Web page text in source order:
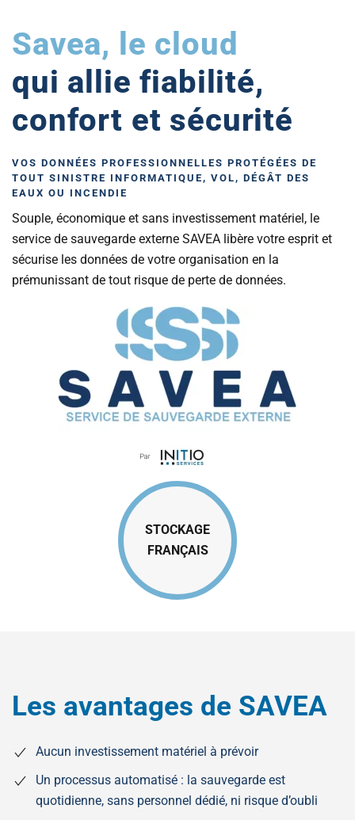
Savea, le cloud
qui allie fiabilité,
confort et sécurité
VOS DONNÉES PROFESSIONNELLES PROTÉGÉES DE
TOUT SINISTRE INFORMATIQUE, VOL, DÉGÂT DES
EAUX OU INCENDIE
Souple, économique et sans investissement matériel, le
service de sauvegarde externe SAVEA libère votre esprit et
sécurise les données de votre organisation en la
prémunissant de tout risque de perte de données.
STOCKAGE
FRANÇAIS
Les avantages de SAVEA
Aucun investissement matériel à prévoir
Un processus automatisé : la sauvegarde est
quotidienne, sans personnel dédié, ni risque d’oubli